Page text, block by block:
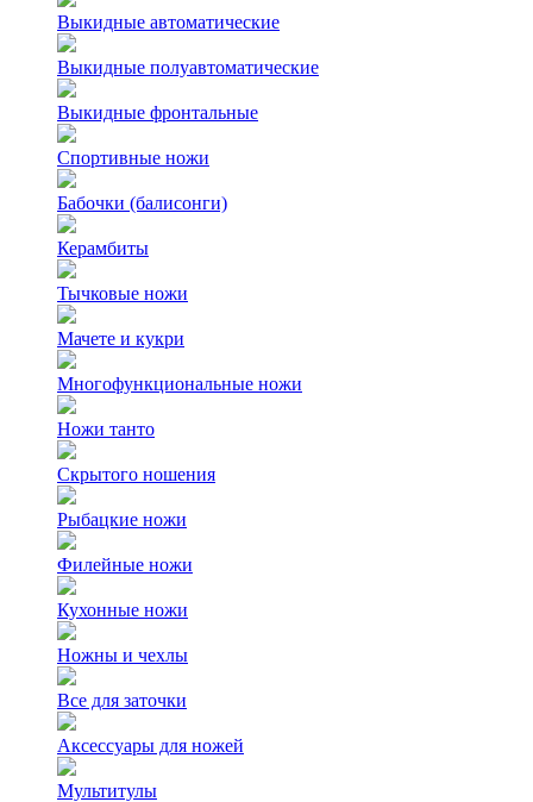
Выкидные автоматические
Выкидные полуавтоматические
Выкидные фронтальные
Спортивные ножи
Бабочки (балисонги)
Керамбиты
Тычковые ножи
Мачете и кукри
Многофункциональные ножи
Ножи танто
Скрытого ношения
Рыбацкие ножи
Филейные ножи
Кухонные ножи
Ножны и чехлы
Все для заточки
Аксессуары для ножей
Мультитулы